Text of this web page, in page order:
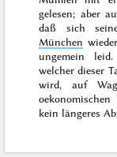
gelesen; aber
daß sich
München
ungemein
welcher dieser
wird, auf
kein längeres